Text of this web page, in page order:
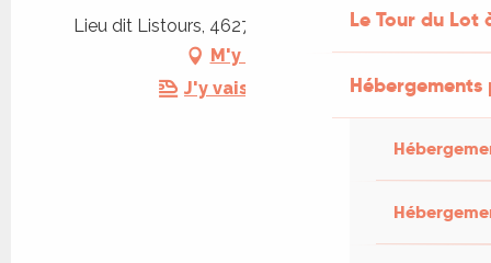
Le Tour du Lot
Lieu dit Listours, 46270 Saint-Jean-Mirabel
M'y rendre
J'y vais en train !